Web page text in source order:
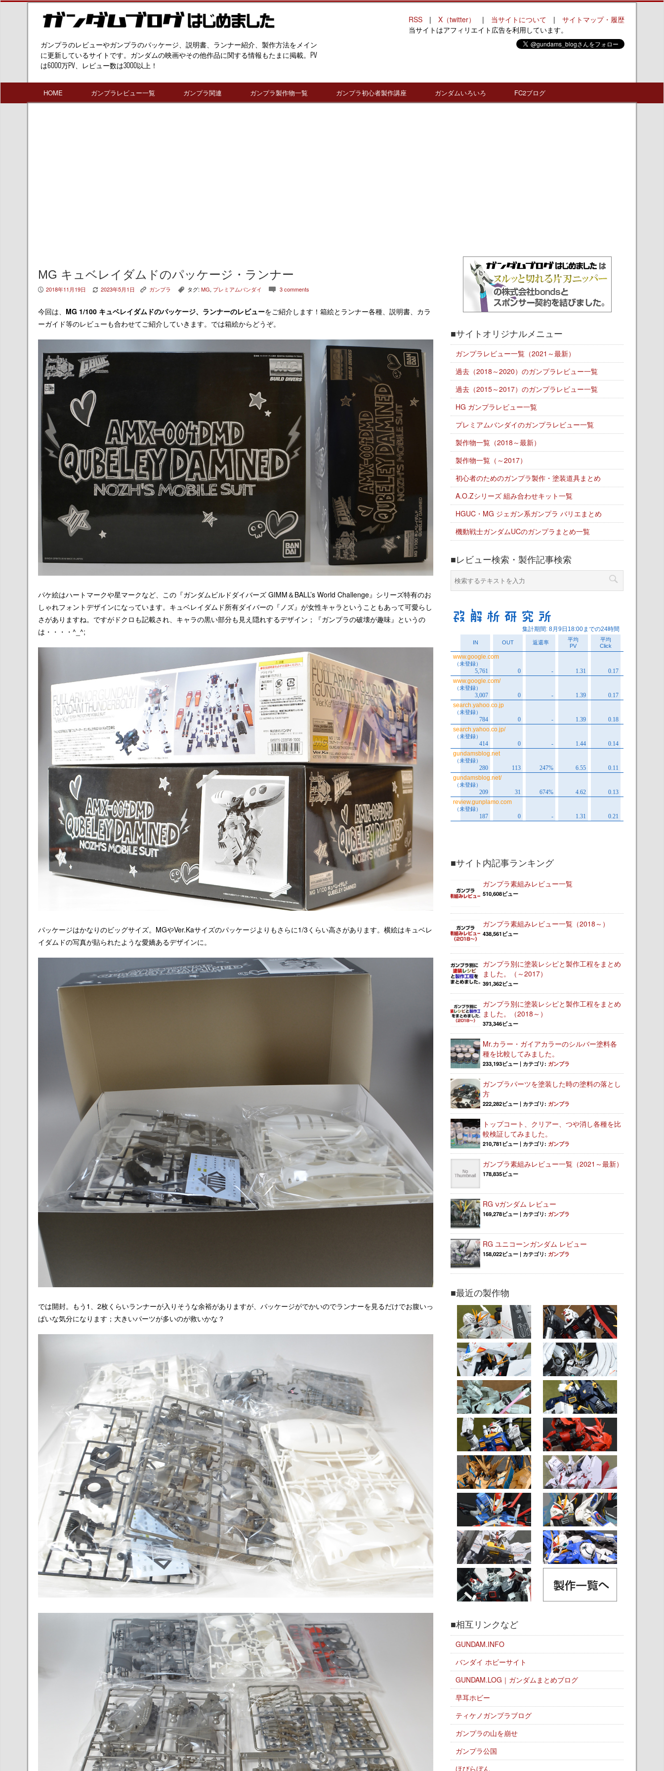
ガンプラのレビューやガンプラのパッケージ、説明書、ランナー紹介、製作方法をメイン
に更新しているサイトです。ガンダムの映画やその他作品に関する情報もたまに掲載。PV
は6000万PV、レビュー数は3000以上！
RSS | X（twitter） | 当サイトについて | サイトマップ・履歴
当サイトはアフィリエイト広告を利用しています。
HOME ガンプラレビュー一覧 ガンプラ関連 ガンプラ製作物一覧 ガンプラ初心者製作講座 ガンダムいろいろ FC2ブログ
MG キュベレイダムドのパッケージ・ランナー
P 2018年11月19日 V 2023年5月1日 K ガンプラ , タグ: MG, プレミアムバンダイ c 3 comments
今回は、 MG 1/100 キュベレイダムドのパッケージ、ランナーのレビューをご紹介します！箱絵とランナー各種、説明書、カラ
ーガイド等のレビューも合わせてご紹介していきます。では箱絵からどうぞ。
パケ絵はハートマークや星マークなど、この『ガンダムビルドダイバーズ GIMM＆BALL’s World Challenge』シリーズ特有のお
しゃれフォントデザインになっています。キュベレイダムド所有ダイバーの『ノズ』が女性キャラということもあって可愛らし
さがありますね。ですがドクロも記載され、キャラの黒い部分も見え隠れするデザイン；『ガンプラの破壊が趣味』というの
は・・・・^_^;
パッケージはかなりのビッグサイズ。MGやVer.Kaサイズのパッケージよりもさらに1/3くらい高さがあります。横絵はキュベレ
イダムドの写真が貼られたような愛嬌あるデザインに。
では開封。もう1、2枚くらいランナーが入りそうな余裕がありますが、パッケージがでかいのでランナーを見るだけでお腹いっ
ぱいな気分になります；大きいパーツが多いのが救いかな？
■サイトオリジナルメニュー
ガンプラレビュー一覧（2021～最新）
過去（2018～2020）のガンプラレビュー一覧
過去（2015～2017）のガンプラレビュー一覧
HG ガンプラレビュー一覧
プレミアムバンダイのガンプラレビュー一覧
製作物一覧（2018～最新）
製作物一覧（～2017）
初心者のためのガンプラ製作・塗装道具まとめ
A.O.Zシリーズ 組み合わせキット一覧
HGUC・MG ジェガン系ガンプラ バリエまとめ
機動戦士ガンダムUCのガンプラまとめ一覧
■レビュー検索・製作記事検索
■サイト内記事ランキング
ガンプラ素組みレビュー一覧
510,608ビュー
ガンプラ素組みレビュー一覧（2018～）
438,561ビュー
ガンプラ別に塗装レシピと製作工程をまとめ
ました。（～2017）
391,362ビュー
ガンプラ別に塗装レシピと製作工程をまとめ
ました。（2018～）
373,346ビュー
Mr.カラー・ガイアカラーのシルバー塗料各
種を比較してみました。
233,193ビュー | カテゴリ: ガンプラ
ガンプラパーツを塗装した時の塗料の落とし
方
222,282ビュー | カテゴリ: ガンプラ
トップコート、クリアー、つや消し各種を比
較検証してみました。
210,781ビュー | カテゴリ: ガンプラ
ガンプラ素組みレビュー一覧（2021～最新）
178,835ビュー
RG νガンダム レビュー
169,278ビュー | カテゴリ: ガンプラ
RG ユニコーンガンダム レビュー
158,022ビュー | カテゴリ: ガンプラ
■最近の製作物
■相互リンクなど
GUNDAM.INFO
バンダイ ホビーサイト
GUNDAM.LOG｜ガンダムまとめブログ
早耳ホビー
ティケノガンプラブログ
ガンプラの山を崩せ
ガンプラ公国
ほびらぼん